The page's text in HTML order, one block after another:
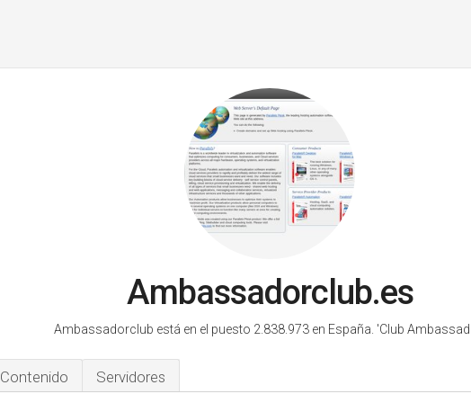
Ambassadorclub.es
Ambassadorclub está en el puesto 2.838.973 en España. 'Club
Contenido Servidores